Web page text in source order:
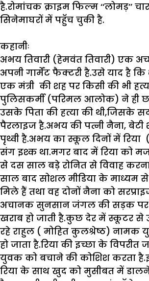
है.रोमांचक क्राइम फिल्म ‘‘लोमड़’’
सिनेमाघरों में पहुॅच चुकी है.
कहानीः
अभय तिवारी (हेमवंत तिवारी) एक
अपनी गार्मेंट फैक्टरी है.उसे याद है
एक मंत्री की शह पर किसी की भी
पुलिसकर्मी (परिमल आलोक) ने ही
उसके पिता की हत्या की थी,जिसके
पैरलाइज है.अभय की पत्नी नैना, बेटी
पृथ्वी है.अभय का स्कूल दिनों में रिया
संग इश्क था.मगर बाद में रिया को
से दस साल बड़े रोनित से विवाह
साल बाद सोशल मीडिया के माध्यम
मिले हैं तथा वह दोनों नैना को
अचानक सुनसान जंगल की सड़क पर
खराब हो जाती है.कुछ देर में स्कूटर
रहे राहुल ( मोहित कुलश्रेष्ठ) नामक
हो जाता है.रिया की इच्छा के
युवक को बचाने की कोशिश करता
रिया के साथ खुद को मुसीबत में